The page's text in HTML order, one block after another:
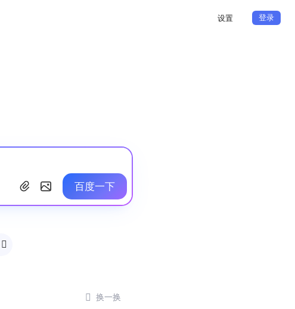
设置 登录
百度一下

 换一换